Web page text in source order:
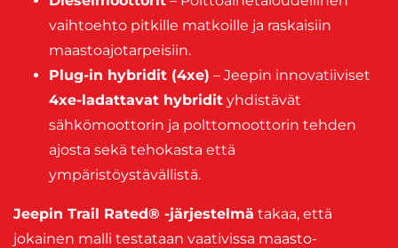
vaihtoehto pitkille matkoille ja raskaisiin
maastoajotarpeisiin.
Plug-in hybridit (4xe) – Jeepin innovatiiviset
4xe-ladattavat hybridit yhdistävät
sähkömoottorin ja polttomoottorin tehden
ajosta sekä tehokasta että
ympäristöystävällistä.
Jeepin Trail Rated® -järjestelmä takaa, että
jokainen malli testataan vaativissa maasto-